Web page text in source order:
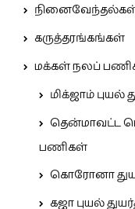
கருத்தரங்கங்கள்
மக்கள் நலப்
மிக்ஜாம் புயல்
தென்மாவட்ட
பணிகள்
கொரோனா
கஜா புயல்